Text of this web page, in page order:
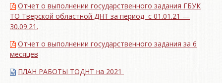
Отчет о выполнении государственного задания ГБУК
ТО Тверской областной ДНТ за период с 01.01.21 —
30.09.21.
Отчет о выполнении государственного задания за 6
месяцев
ПЛАН РАБОТЫ ТОДНТ на 2021